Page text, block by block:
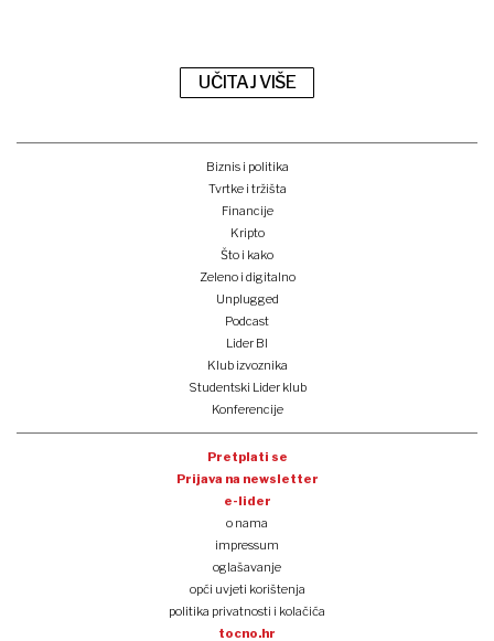
UČITAJ VIŠE
Biznis i politika
Tvrtke i tržišta
Financije
Kripto
Što i kako
Zeleno i digitalno
Unplugged
Podcast
Lider BI
Klub izvoznika
Studentski Lider klub
Konferencije
Pretplati se
Prijava na newsletter
e-lider
o nama
impressum
oglašavanje
opći uvjeti korištenja
politika privatnosti i kolačića
tocno.hr